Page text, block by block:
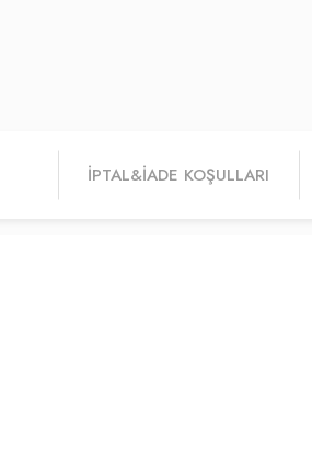
İPTAL&IADE KOŞULLARI